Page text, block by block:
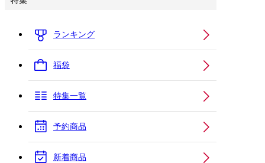
ランキング
福袋
特集一覧
予約商品
新着商品